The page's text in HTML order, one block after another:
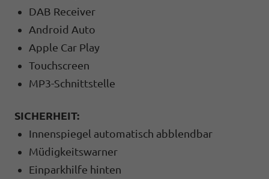
DAB Receiver
Android Auto
Apple Car Play
Touchscreen
MP3-Schnittstelle
SICHERHEIT:
Innenspiegel automatisch abblendbar
Müdigkeitswarner
Einparkhilfe hinten